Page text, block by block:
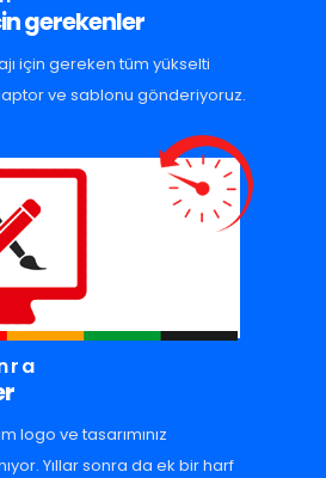
gerekenler
için gereken tüm yükselti
ve sablonu gönderiyoruz.
logo ve tasarımınız
Yıllar sonra da ek bir harf